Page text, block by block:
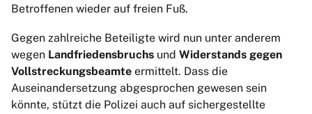
Betroffenen wieder auf freien Fuß.
Gegen zahlreiche Beteiligte wird nun unter anderem
wegen Landfriedensbruchs und Widerstands gegen
Vollstreckungsbeamte ermittelt. Dass die
Auseinandersetzung abgesprochen gewesen sein
könnte, stützt die Polizei auch auf sichergestellte